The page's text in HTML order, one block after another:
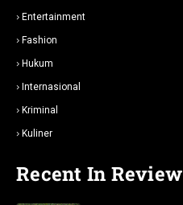
Entertainment
Fashion
Hukum
Internasional
Kriminal
Kuliner
Recent In Review